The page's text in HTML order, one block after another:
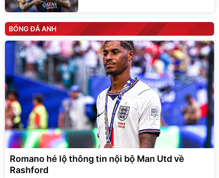
BÓNG ĐÁ ANH
Romano hé lộ thông tin nội bộ Man Utd về
Rashford